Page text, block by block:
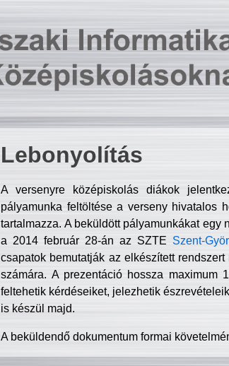
Lebonyolítás
A versenyre középiskolás diákok
pályamunka feltöltése a verseny hivatalos
tartalmazza. A beküldött pályamunkákat
a 2014 február 28-án az SZTE Szent-
csapatok bemutatják az elkészített
számára. A prezentáció hossza
feltehetik kérdéseiket, jelezhetik
is készül majd.
A beküldendő dokumentum formai